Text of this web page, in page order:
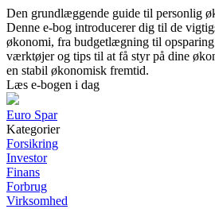
Den grundlæggende guide til personlig
Denne e-bog introducerer dig til de
økonomi, fra budgetlægning til
værktøjer og tips til at få styr på dine
en stabil økonomisk fremtid.
Læs e-bogen i dag
Euro Spar
Kategorier
Forsikring
Investor
Finans
Forbrug
Virksomhed